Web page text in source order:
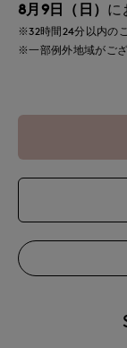
8月9日（日） に
※32時間24分以内の
※一部例外地域がご